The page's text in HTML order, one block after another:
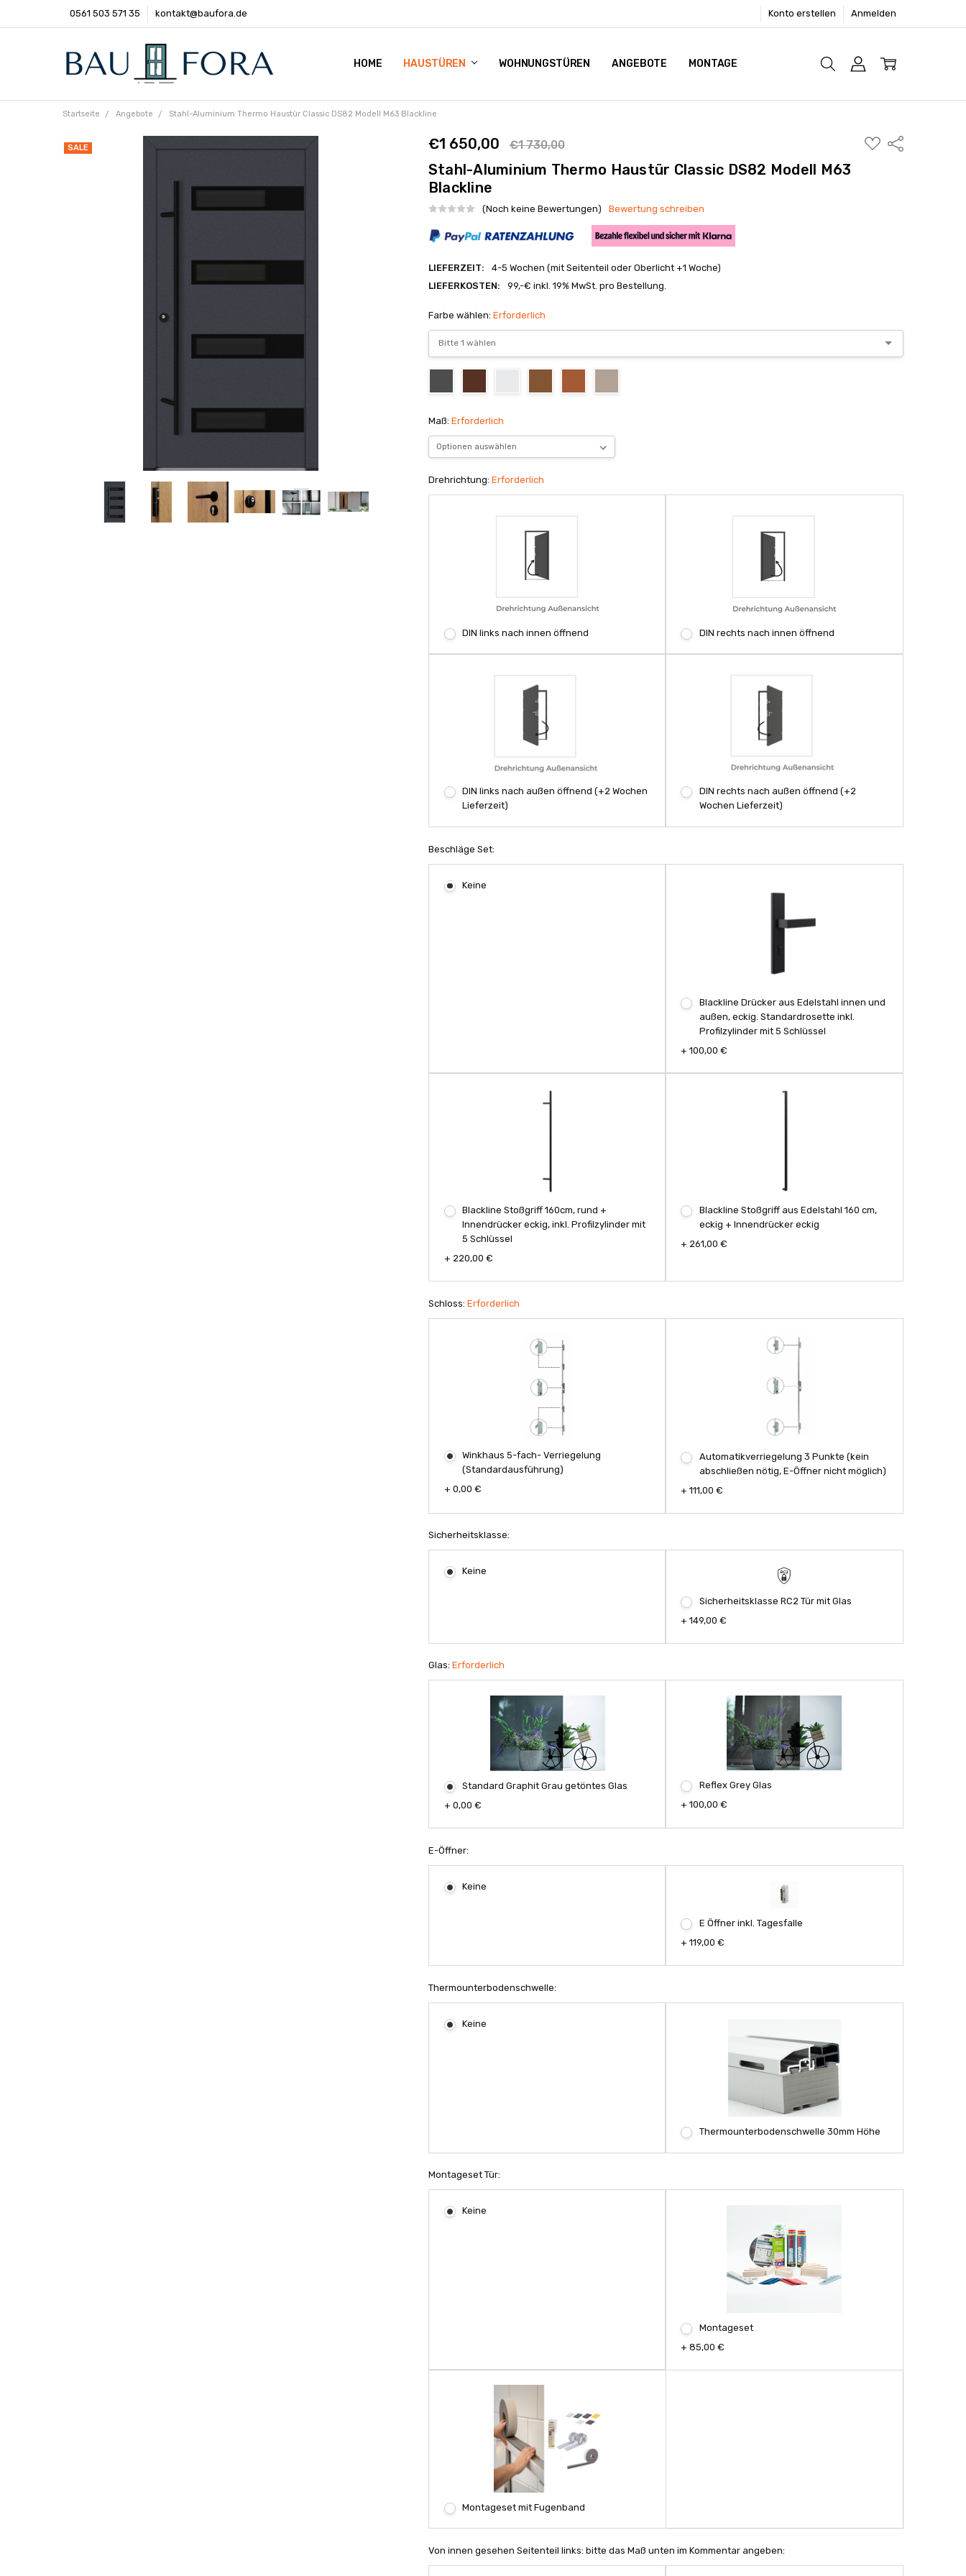
0561 503 571 35 kontakt@baufora.de Konto erstellen Anmelden
HOME HAUSTÜREN WOHNUNGSTÜREN ANGEBOTE MONTAGE
IMPRESSUM
ÜBER UNS
KONTAKT
Startseite Angebote Stahl-Aluminium Thermo Haustür Classic DS82 Modell M63 Blackline
€1 650,00 €1 730,00
ZUR
WUNSCHLISTE
Freigeben
Stahl-Aluminium Thermo Haustür Classic DS82 Modell M63
Blackline
(Noch keine Bewertungen) Bewertung schreiben
LIEFERZEIT:
4-5 Wochen (mit Seitenteil oder Oberlicht +1 Woche)
LIEFERKOSTEN:
99,-€ inkl. 19% MwSt. pro Bestellung.
SALE
Farbe wählen: Erforderlich
Maß: Erforderlich
Drehrichtung: Erforderlich
DIN links nach innen öffnend DIN rechts nach innen öffnend
DIN links nach außen öffnend (+2 Wochen
Lieferzeit)
DIN rechts nach außen öffnend (+2
Wochen Lieferzeit)
Beschläge Set:
Keine
Blackline Drücker aus Edelstahl innen und
außen, eckig. Standardrosette inkl.
Profilzylinder mit 5 Schlüssel
+ 100,00 €
Blackline Stoßgriff 160cm, rund +
Innendrücker eckig, inkl. Profilzylinder mit
5 Schlüssel
+ 220,00 €
Blackline Stoßgriff aus Edelstahl 160 cm,
eckig + Innendrücker eckig
+ 261,00 €
Schloss: Erforderlich
Winkhaus 5-fach- Verriegelung
(Standardausführung)
+ 0,00 €
Automatikverriegelung 3 Punkte (kein
abschließen nötig, E-Öffner nicht möglich)
+ 111,00 €
Sicherheitsklasse:
Keine
Sicherheitsklasse RC2 Tür mit Glas
+ 149,00 €
Glas: Erforderlich
Standard Graphit Grau getöntes Glas
+ 0,00 €
Reflex Grey Glas
+ 100,00 €
E-Öffner:
Keine
E Öffner inkl. Tagesfalle
+ 119,00 €
Thermounterbodenschwelle:
Keine
Thermounterbodenschwelle 30mm Höhe
Montageset Tür:
Keine
Montageset
+ 85,00 €
Montageset mit Fugenband
Von innen gesehen Seitenteil links: bitte das Maß unten im Kommentar angeben: